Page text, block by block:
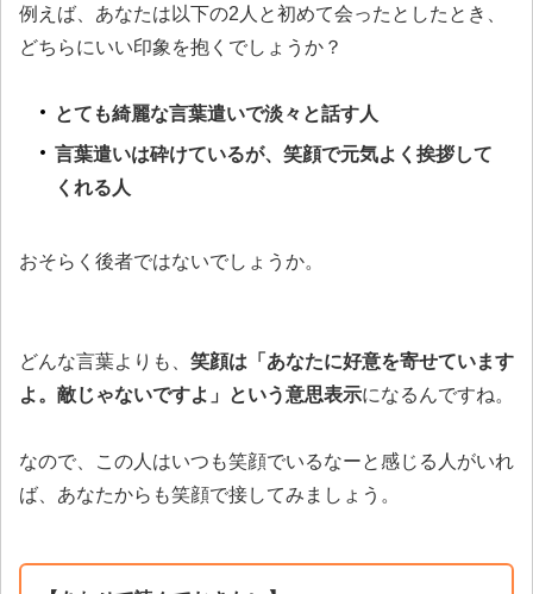
例えば、あなたは以下の2人と初めて会ったとしたとき、
どちらにいい印象を抱くでしょうか？
とても綺麗な言葉遣いで淡々と話す人
言葉遣いは砕けているが、笑顔で元気よく挨拶して
くれる人
おそらく後者ではないでしょうか。
どんな言葉よりも、 笑顔は「あなたに好意を寄せています
よ。敵じゃないですよ」という意思表示になるんですね。
なので、この人はいつも笑顔でいるなーと感じる人がいれ
ば、あなたからも笑顔で接してみましょう。